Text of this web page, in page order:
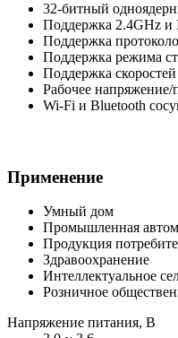
32-битный
Поддержка 2.4GHz и
Поддержка
Поддержка режима
Поддержка
Рабочее
Wi-Fi и Bluetooth
Применение
Умный дом
Промышленная
Продукция
Здравоохранение
Интеллектуальное
Розничное
Напряжение питания, В